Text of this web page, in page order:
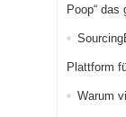
Poop“
Plattform
Warum